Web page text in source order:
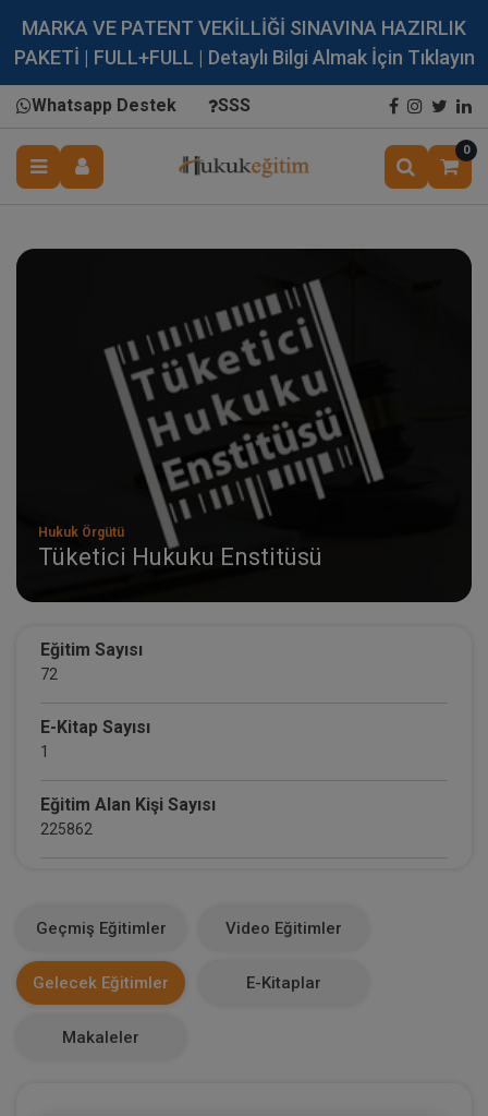
MARKA VE PATENT VEKİLLİĞİ SINAVINA HAZIRLIK
PAKETİ | FULL+FULL | Detaylı Bilgi Almak İçin Tıklayın
Whatsapp Destek SSS
0
Hukuk Örgütü
Tüketici Hukuku Enstitüsü
Eğitim Sayısı
72
E-Kitap Sayısı
1
Eğitim Alan Kişi Sayısı
225862
Makale Sayısı
0
Geçmiş Eğitimler Video Eğitimler
Gelecek Eğitimler E-Kitaplar
Makaleler